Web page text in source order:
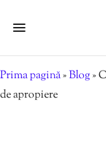
Prima pagină»Blog»
de apropiere